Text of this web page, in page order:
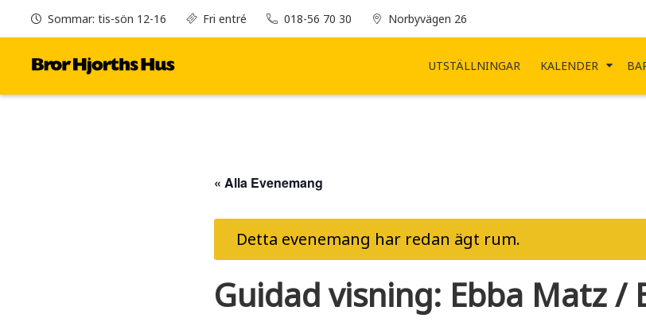
Sommar: tis-sön 12-16 Fri entré 018-56 70 30 Norbyvägen 26
UTSTÄLLNINGAR KALENDER
« Alla Evenemang
Detta evenemang har redan ägt rum.
Guidad visning: Ebba Matz /